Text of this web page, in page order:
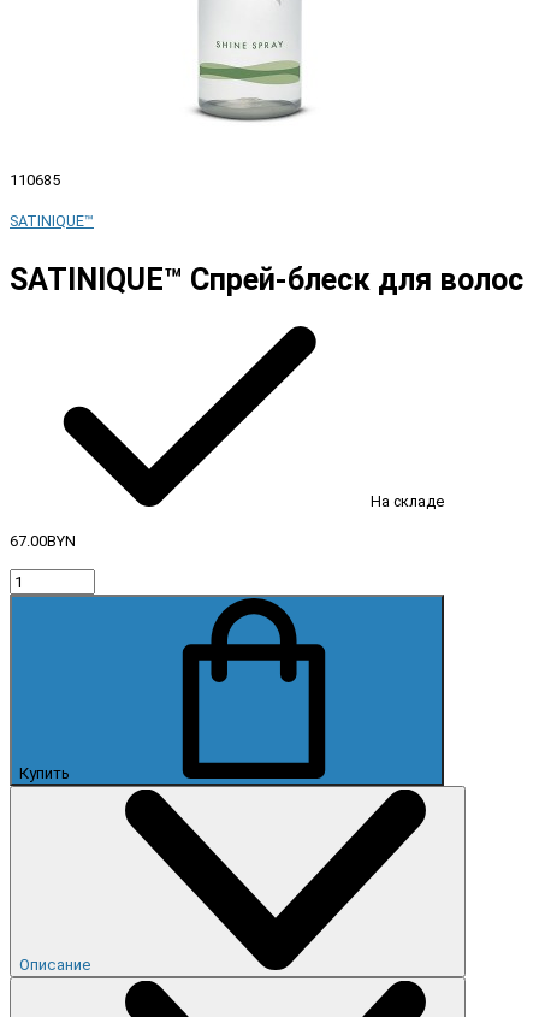
110685
SATINIQUE™
SATINIQUE™ Спрей-блеск для волос
На складе
67.00BYN
Купить
Описание